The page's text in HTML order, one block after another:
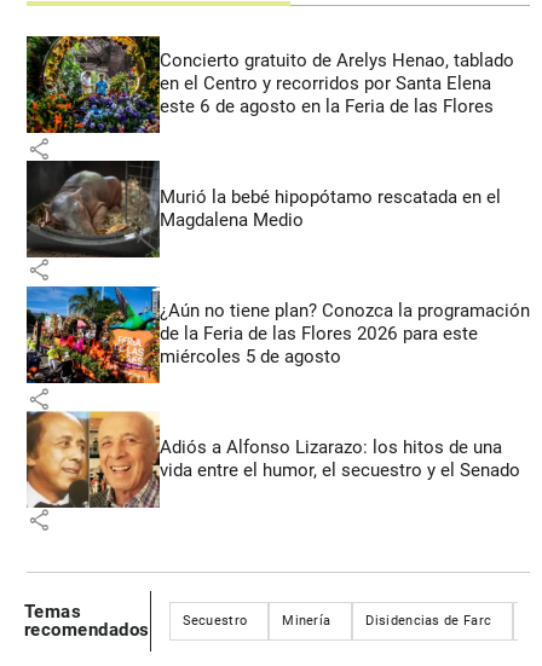
Concierto gratuito de Arelys Henao, tablado
en el Centro y recorridos por Santa Elena
este 6 de agosto en la Feria de las Flores
share
Murió la bebé hipopótamo rescatada en el
Magdalena Medio
share
¿Aún no tiene plan? Conozca la programación
de la Feria de las Flores 2026 para este
miércoles 5 de agosto
share
Adiós a Alfonso Lizarazo: los hitos de una
vida entre el humor, el secuestro y el Senado
share
Temas
recomendados
Secuestro Minería Disidencias de Farc